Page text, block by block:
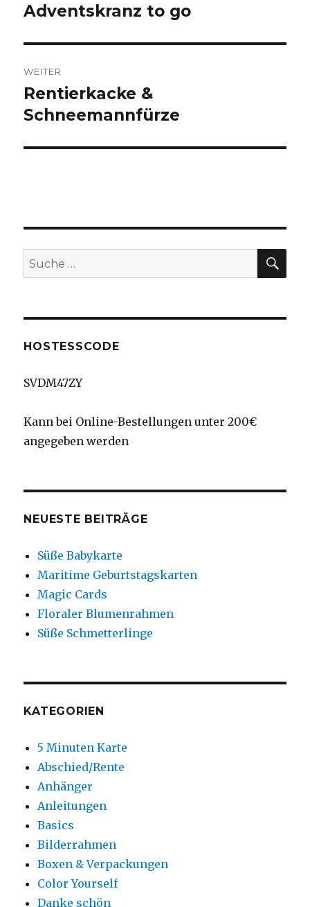
Vorheriger
Adventskranz to go
WEITER
Nächster
Beitrag:
Rentierkacke &
Schneemannfürze
Suche
nach:
HOSTESSCODE
SVDM47ZY
Kann bei Online-Bestellungen unter 200€
angegeben werden
NEUESTE BEITRÄGE
Süße Babykarte
Maritime Geburtstagskarten
Magic Cards
Floraler Blumenrahmen
Süße Schmetterlinge
KATEGORIEN
5 Minuten Karte
Abschied/Rente
Anhänger
Anleitungen
Basics
Bilderrahmen
Boxen & Verpackungen
Color Yourself
Danke schön